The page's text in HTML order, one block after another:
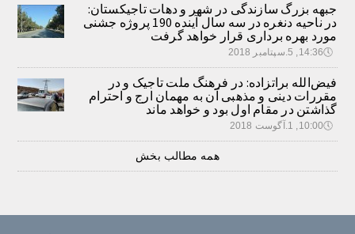
جبهه بزرگ سازندگی در شهر و دهات تاجیکستان:
در ناحیه دنغره در سه سال آینده 190 پروژه جشنی
مورد بهره برداری قرار خواهد گرفت
🕔14:36, 5.سپتامبر 2018
فیض‌الله براتزاده: در فرهنگ ملت تاجیک و در
مقررات دینی و مذهبی آن به مهمان ارج و احترام
گذاشتن در مقام اول بود و خواهد ماند
🕔10:00, 1.آگوست 2018
همه مطالب بخش